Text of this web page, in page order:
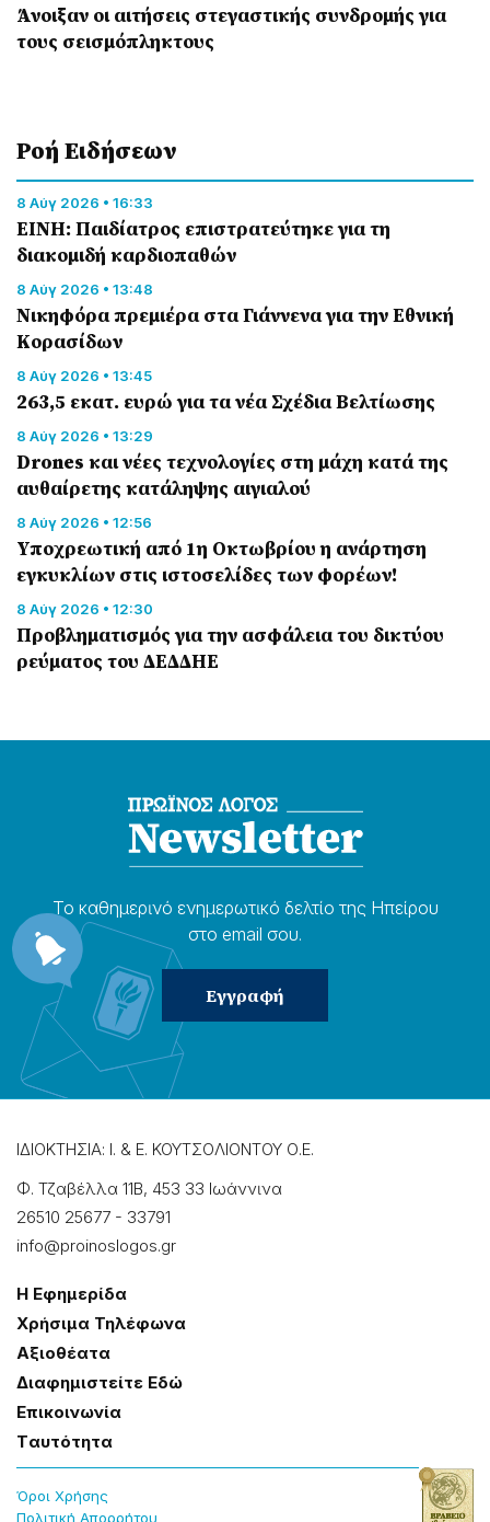
Άνοιξαν οι αιτήσεις στεγαστικής συνδρομής για
τους σεισμόπληκτους
Ροή Eιδήσεων
8 Αύγ 2026 • 16:33
ΕΙΝΗ: Παιδίατρος επιστρατεύτηκε για τη
διακομιδή καρδιοπαθών
8 Αύγ 2026 • 13:48
Nικηφόρα πρεμιέρα στα Γιάννενα για την Εθνική
Κορασίδων
8 Αύγ 2026 • 13:45
263,5 εκατ. ευρώ για τα νέα Σχέδια Βελτίωσης
8 Αύγ 2026 • 13:29
Drones και νέες τεχνολογίες στη μάχη κατά της
αυθαίρετης κατάληψης αιγιαλού
8 Αύγ 2026 • 12:56
Υποχρεωτική από 1η Οκτωβρίου η ανάρτηση
εγκυκλίων στις ιστοσελίδες των φορέων!
8 Αύγ 2026 • 12:30
Προβληματισμός για την ασφάλεια του δικτύου
ρεύματος του ΔΕΔΔΗΕ
Το καθημερɩνό ενημερωτɩκό δελτίο της Ηπείρου
στο email σου.
ΙΔΙΟΚΤΗΣΙΑ: Ι. & Ε. ΚΟΥΤΣΟΛΙΟΝΤΟΥ Ο.Ε.
Φ. Τζαβέλλα 11Β, 453 33 Ιωάννɩνα
26510 25677 - 33791
info@proinoslogos.gr
Η Εφημερίδα
Χρήσɩμα Τηλέφωνα
Αξɩοθέατα
Δɩαφημɩστείτε Εδώ
Επɩκοɩνωνία
Tαυτότητα
Όροɩ Χρήσης
Πολɩτɩκή Απορρήτου